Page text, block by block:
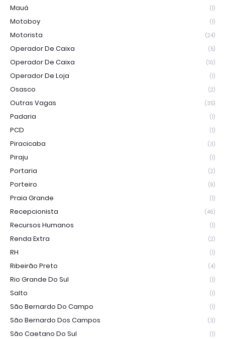
Mauá (1)
Motoboy (1)
Motorista (24)
Operador De Caixa (5)
Operador De Caixa (10)
Operador De Loja (1)
Osasco (2)
Outras Vagas (35)
Padaria (1)
PCD (1)
Piracicaba (3)
Piraju (1)
Portaria (2)
Porteiro (9)
Praia Grande (1)
Recepcionista (46)
Recursos Humanos (1)
Renda Extra (2)
RH (1)
Ribeirão Preto (4)
Rio Grande Do Sul (1)
Salto (1)
São Bernardo Do Campo (1)
São Bernardo Dos Campos (3)
São Caetano Do Sul (1)